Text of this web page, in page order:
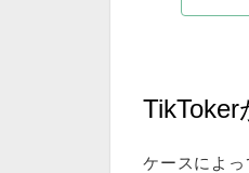
ケースによっ